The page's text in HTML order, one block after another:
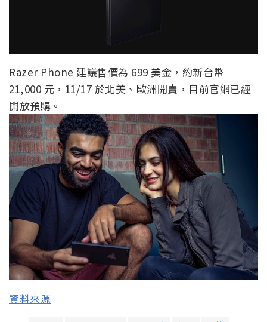
Razer Phone 建議售價為 699 美金，約新台幣
21,000 元，11/17 於北美、歐洲開賣，目前官網已經
開放預購。
資料來源